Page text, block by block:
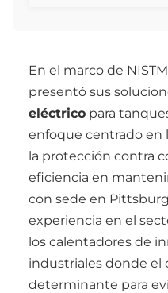
En el marco de
presentó sus
eléctrico para
enfoque centrado en
la protección contra
eficiencia en
con sede en
experiencia en el
los calentadores de
industriales donde el
determinante para